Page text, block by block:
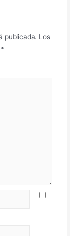
publicada. Los
*